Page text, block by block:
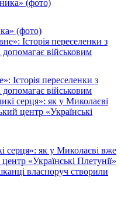
(фото)
Історія переселенки з
військовим
серця»: як у Миколаєві вже
«Українські Плетунії»